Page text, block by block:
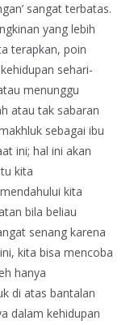
sangat terbatas.
yang lebih
terapkan, poin
sehari-
menunggu
atau tak sabaran
sebagai ibu
ini; hal ini akan
kita
kita
bila beliau
senang karena
kita bisa mencoba
hanya
di atas bantalan
dalam kehidupan